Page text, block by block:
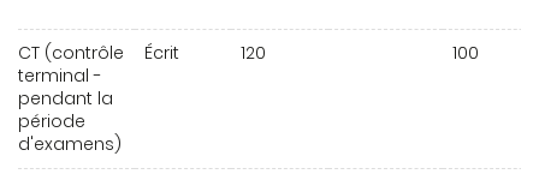
CT (contrôle
terminal -
pendant la
période
d'examens)
Écrit 120 100